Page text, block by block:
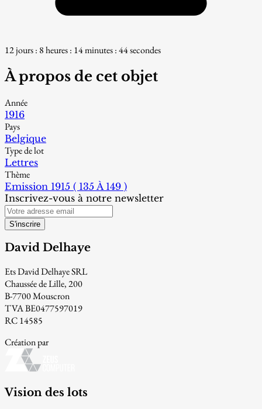
12 jours : 8 heures : 14 minutes : 43 secondes
À propos de cet objet
Année
1916
Pays
Belgique
Type de lot
Lettres
Thème
Emission 1915 ( 135 À 149 )
Inscrivez-vous à notre newsletter
S'inscrire
David Delhaye
Ets David Delhaye SRL
Chaussée de Lille, 200
B-7700 Mouscron
TVA BE0477597019
RC 14585
Création par
Vision des lots